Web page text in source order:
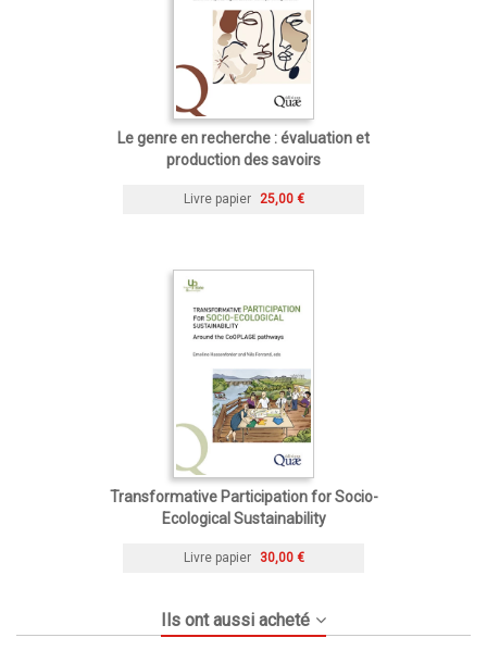
Le genre en recherche : évaluation et
production des savoirs
Livre papier 25,00 €
Transformative Participation for Socio-
Ecological Sustainability
Livre papier 30,00 €
Ils ont aussi acheté